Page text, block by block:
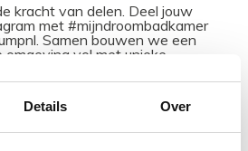
Details Over
kracht van delen. Deel jouw
met #mijndroombadkamer
Samen bouwen we een
omgeving vol met unieke